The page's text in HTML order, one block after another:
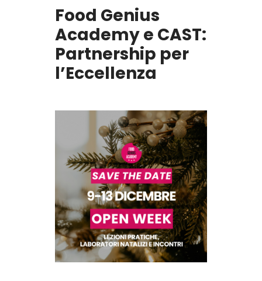
Food Genius
Academy e CAST:
Partnership per
l’Eccellenza